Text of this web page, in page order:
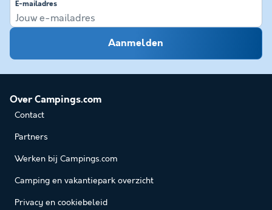
E-mailadres
Aanmelden
Over Campings.com
Contact
Partners
Werken bij Campings.com
Camping en vakantiepark overzicht
Privacy en cookiebeleid